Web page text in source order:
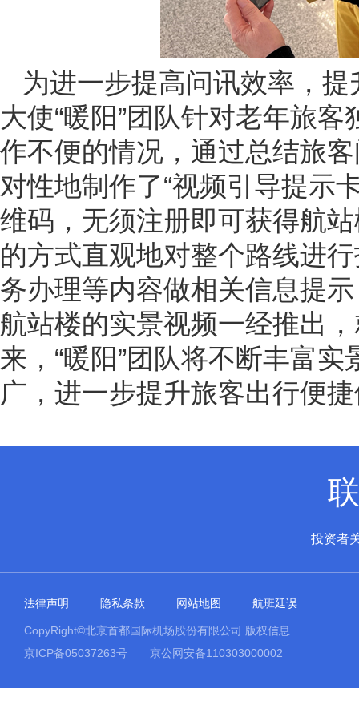
为进一步提高问讯效率，
大使“暖阳”团队针对老年旅
作不便的情况，通过总结旅
对性地制作了“视频引导提示
维码，无须注册即可获得航
的方式直观地对整个路线进
务办理等内容做相关信息提
航站楼的实景视频一经推出
来，“暖阳”团队将不断丰富
广，进一步提升旅客出行便
投资者
法律声明 隐私条款 网站地图 航班延误
CopyRight©北京首都国际机场股份有限公司 版权信息
京ICP备05037263号
京公网安备110303000002